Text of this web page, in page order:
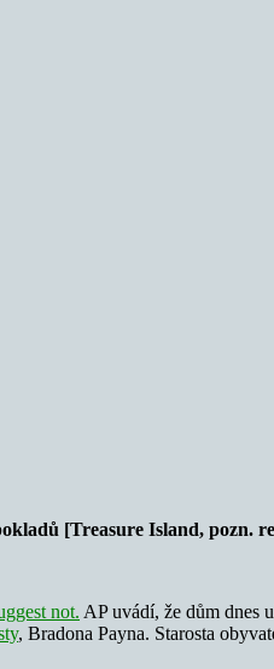
[Treasure Island, pozn.
not. AP uvádí, že dům dnes
, Bradona Payna. Starosta